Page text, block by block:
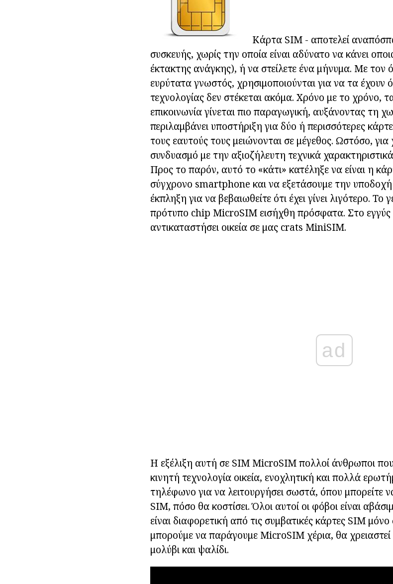
Κάρτα SIM - αποτελεί
συσκευής, χωρίς την οποία είναι αδύνατο να κάνει
έκτακτης ανάγκης), ή να στείλετε ένα μήνυμα. Με τον
ευρύτατα γνωστός, χρησιμοποιούνται για να τα
τεχνολογίας δεν στέκεται ακόμα. Χρόνο με το
επικοινωνία γίνεται πιο παραγωγική, αυξάνοντας τη
περιλαμβάνει υποστήριξη για δύο ή περισσότερες
τους εαυτούς τους μειώνονται σε μέγεθος. Ωστόσο,
συνδυασμό με την αξιοζήλευτη τεχνικά
Προς το παρόν, αυτό το «κάτι» κατέληξε να είναι η
σύγχρονο smartphone και να εξετάσουμε την
έκπληξη για να βεβαιωθείτε ότι έχει γίνει λιγότερο.
πρότυπο chip MicroSIM εισήχθη πρόσφατα. Στο εγγύς
αντικαταστήσει οικεία σε μας crats MiniSIM.
ad
Η εξέλιξη αυτή σε SIM MicroSIM πολλοί άνθρωποι
κινητή τεχνολογία οικεία, ενοχλητική και πολλά
τηλέφωνο για να λειτουργήσει σωστά, όπου μπορείτε
SIM, πόσο θα κοστίσει. Όλοι αυτοί οι φόβοι είναι
είναι διαφορετική από τις συμβατικές κάρτες SIM
μπορούμε να παράγουμε MicroSIM χέρια, θα
μολύβι και ψαλίδι.